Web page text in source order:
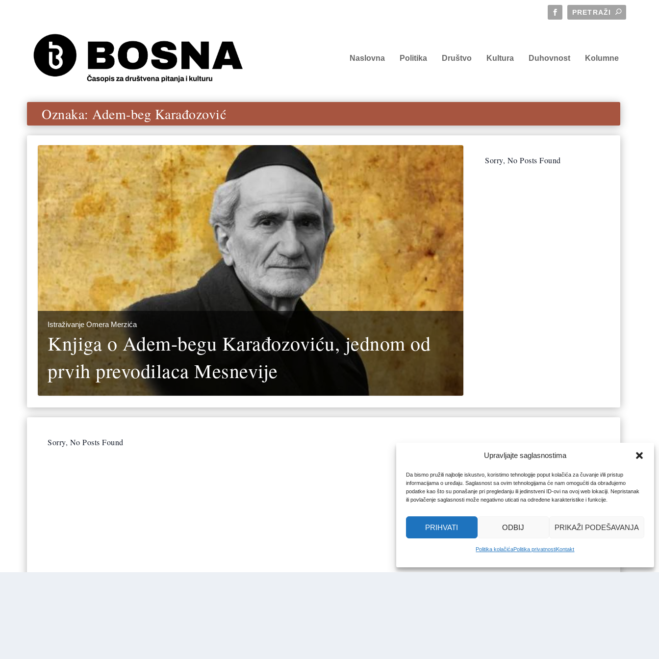
Upravljajte saglasnostima
Da bismo pružili najbolje iskustvo, koristimo tehnologije poput kolačića za čuvanje i/ili pristup
informacijama o uređaju. Saglasnost sa ovim tehnologijama će nam omogućiti da obrađujemo
podatke kao što su ponašanje pri pregledanju ili jedinstveni ID-ovi na ovoj web lokaciji. Nepristanak
ili povlačenje saglasnosti može negativno uticati na određene karakteristike i funkcije.
PRIHVATI ODBIJ PRIKAŽI PODEŠAVANJA
Politika kolačićaPolitika privatnostiKontakt
Naslovna Politika Društvo Kultura Duhovnost Kolumne
Oznaka:Adem-beg Karađozović
Istraživanje Omera Merzića
Knjiga o Adem-begu Karađozoviću, jednom od
prvih prevodilaca Mesnevije
Sorry, No Posts Found
Sorry, No Posts Found